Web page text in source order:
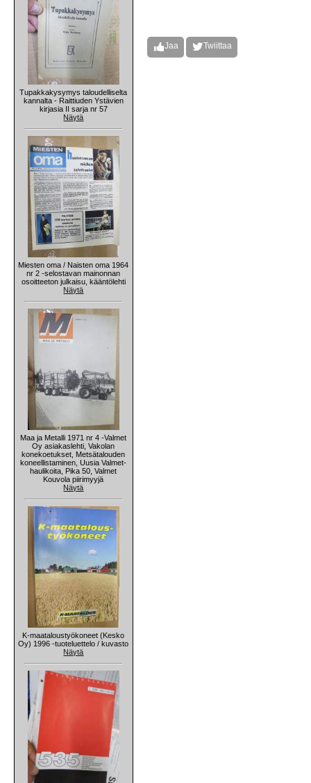
Tupakkakysymys taloudelliselta
kannalta - Raittiuden Ystävien
kirjasia II sarja nr 57
Näytä
Miesten oma / Naisten oma 1964
nr 2 -selostavan mainonnan
osoitteeton julkaisu, kääntölehti
Näytä
Maa ja Metalli 1971 nr 4 -Valmet
Oy asiakaslehti, Vakolan
konekoetukset, Metsätalouden
koneellistaminen, Uusia Valmet-
haulikoita, Pika 50, Valmet
Kouvola piirimyyjä
Näytä
K-maataloustyökoneet (Kesko
Oy) 1996 -tuoteluettelo / kuvasto
Näytä
Jaa Twiittaa